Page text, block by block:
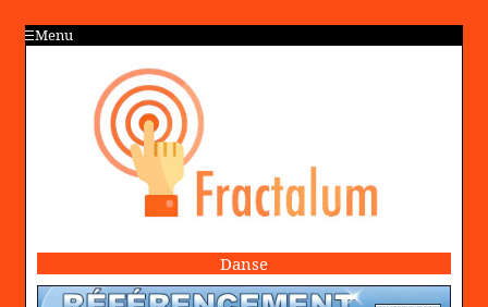
Menu
Danse